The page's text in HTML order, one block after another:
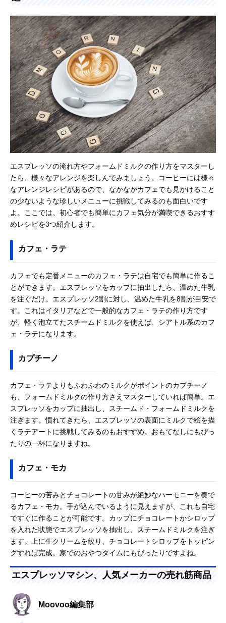
エスプレッソの淹れ方やフォームドミルクの作り方をマスターし
たら、様々なアレンジを楽しんでみましょう。コーヒーには様々
なアレンジレシピがあるので、なかなかカフェでも見かけること
の少ないような珍しいメニューに挑戦してみるのも面白いです
よ。ここでは、初心者でも簡単にカフェ気分が満喫できるおすす
めレシピを3つ紹介します。
カフェ・ラテ
カフェでも定番メニューのカフェ・ラテは自宅でも簡単に作るこ
とができます。エスプレッソをカップに抽出したら、温めた牛乳
を注ぐだけ。エスプレッソ2割に対し、温めた牛乳を8割が目安で
す。これはイタリアなどで一般的なカフェ・ラテの作り方です
が、軽く泡立てたスチームドミルクを使えば、シアトル系のカフ
ェ・ラテになります。
カプチーノ
カフェ・ラテよりもふわふわのミルクがポイントのカプチーノ
も、フォームドミルクの作り方さえマスターしていれば簡単。エ
スプレッソをカップに抽出し、スチームド・フォームドミルクを
注ぎます。慣れてきたら、エスプレッソの表面にミルクで絵を描
くラテアートに挑戦してみるのもおすすめ。おもてなしにもぴっ
たりの一杯になりますね。
カフェ・モカ
コーヒーの苦みとチョコレートの甘みが絶妙なハーモニーを奏で
るカフェ・モカ。手が込んでいるように見えますが、これも自宅
ですぐに作ることが可能です。カップにチョコレートかシロップ
を入れた状態でエスプレッソを抽出し、スチームドミルクを注ぎ
ます。上に生クリームを絞り、チョコレートシロップをトッピン
グすれば完成。家でのおやつタイムにもぴったりですよね。
エスプレッソマシン、人気メーカーの売れ筋商品
Moovoo編集部